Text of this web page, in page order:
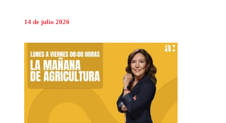
14 de julio 2026